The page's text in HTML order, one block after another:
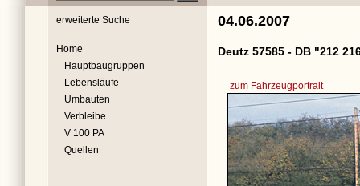
erweiterte Suche
Home
Hauptbaugruppen
Lebensläufe
Umbauten
Verbleibe
V 100 PA
Quellen
04.06.2007
Deutz 57585 - DB "212
zum Fahrzeugportrait